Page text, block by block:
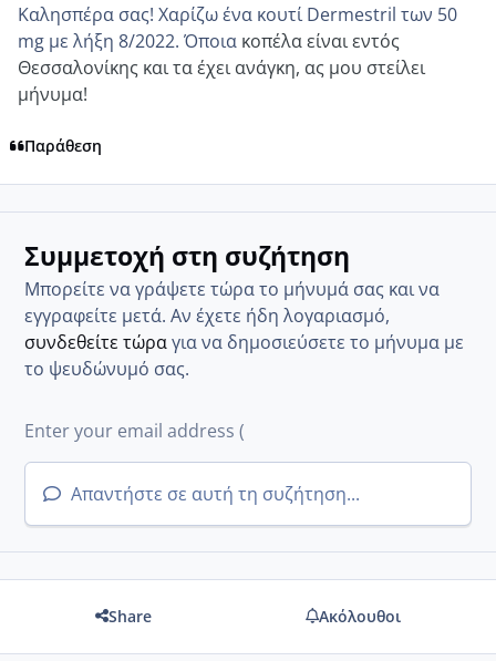
Καλησπέρα σας! Χαρίζω ένα κουτί Dermestril των 50
mg με λήξη 8/2022. Όποια κοπέλα είναι εντός
Θεσσαλονίκης και τα έχει ανάγκη, ας μου στείλει
μήνυμα!
Παράθεση
Συμμετοχή στη συζήτηση
Μπορείτε να γράψετε τώρα το μήνυμά σας και να
εγγραφείτε μετά. Αν έχετε ήδη λογαριασμό,
συνδεθείτε τώραγια να δημοσιεύσετε το μήνυμα με
το ψευδώνυμό σας.
Απαντήστε σε αυτή τη συζήτηση...
Share Ακόλουθοι